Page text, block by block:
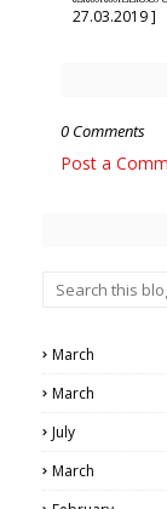
27.03.2019 ]
0 Comments
Post a
March
March
July
March